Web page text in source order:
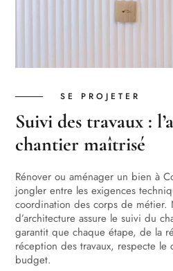
SE PROJETER
Suivi des travaux :
chantier maîtrisé
Rénover ou aménager un bien à
jongler entre les exigences
coordination des corps de métier.
d’architecture assure le suivi du
garantit que chaque étape, de la
réception des travaux, respecte le
budget.